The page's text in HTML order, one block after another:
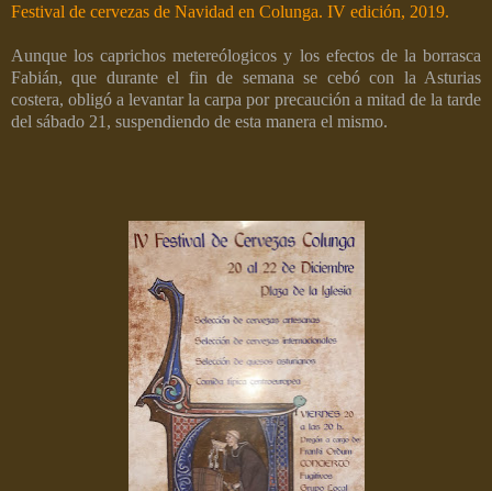
Festival de cervezas de Navidad en Colunga. IV edición, 2019.
Aunque los caprichos metereólogicos y los efectos de la borrasca
Fabián, que durante el fin de semana se cebó con la Asturias
costera, obligó a levantar la carpa por precaución a mitad de la tarde
del sábado 21, suspendiendo de esta manera el mismo.